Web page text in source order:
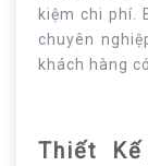
kiệm chi phí.
chuyên
khách hàng
Thiết Kế